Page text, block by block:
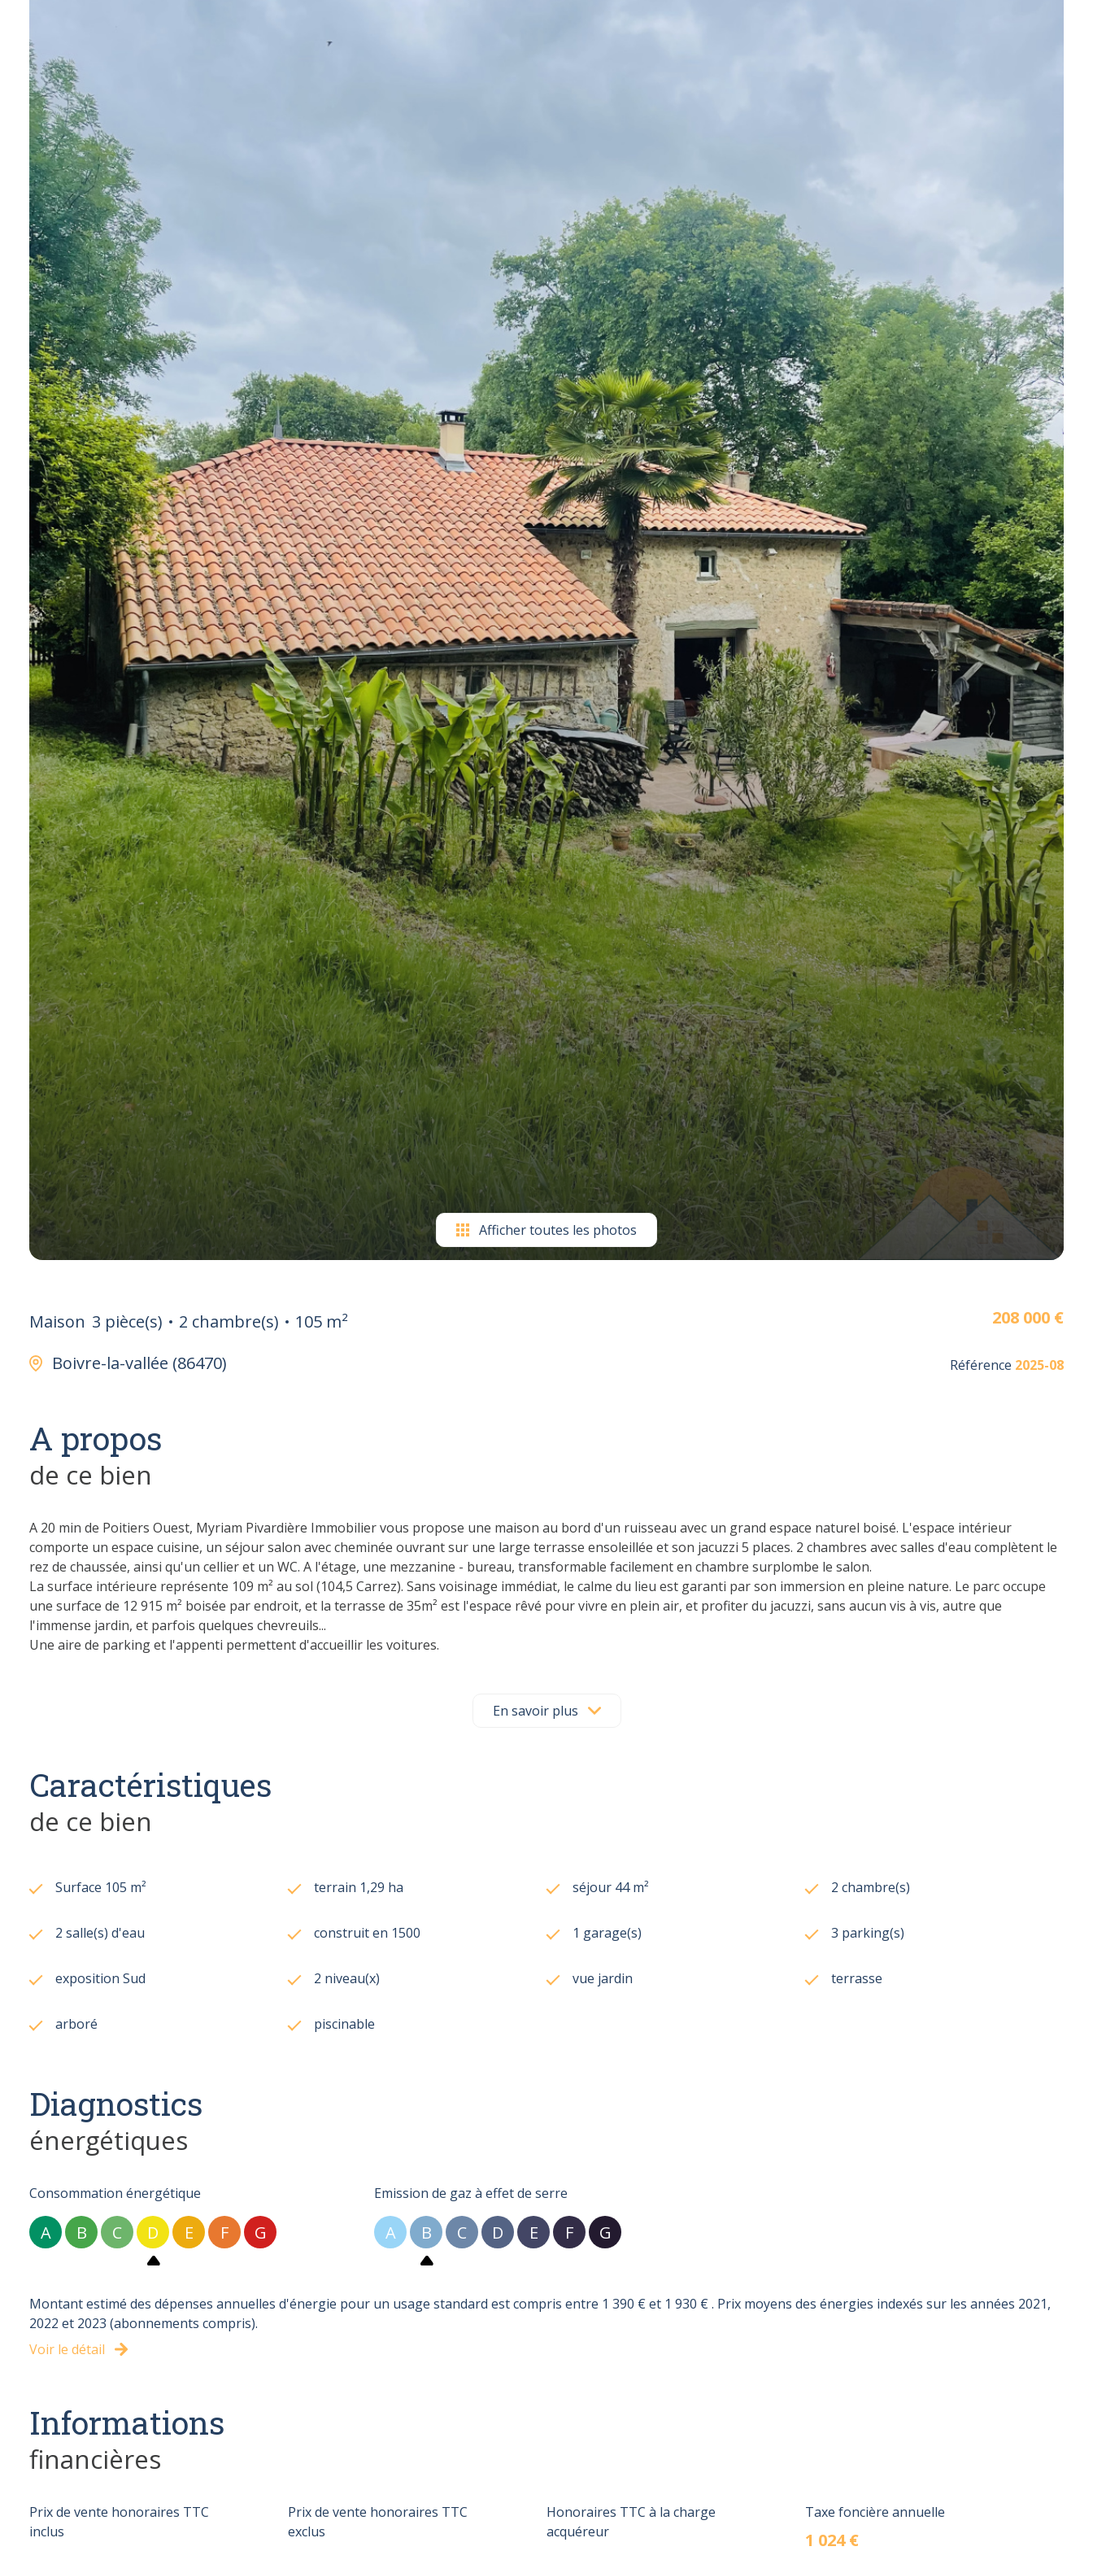
Afficher toutes les photos
Maison 3 pièce(s) 2 chambre(s)
105 m²
Boivre-la-vallée (86470)
208 000 €
Référence 2025-08
A propos
de ce bien
A 20 min de Poitiers Ouest, Myriam Pivardière Immobilier vous propose une maison au bord d'un ruisseau avec un grand espace naturel boisé. L'espace intérieur
comporte un espace cuisine, un séjour salon avec cheminée ouvrant sur une large terrasse ensoleillée et son jacuzzi 5 places. 2 chambres avec salles d'eau complètent le
rez de chaussée, ainsi qu'un cellier et un WC. A l'étage, une mezzanine - bureau, transformable facilement en chambre surplombe le salon.
La surface intérieure représente 109 m² au sol (104,5 Carrez). Sans voisinage immédiat, le calme du lieu est garanti par son immersion en pleine nature. Le parc occupe
une surface de 12 915 m² boisée par endroit, et la terrasse de 35m² est l'espace rêvé pour vivre en plein air, et profiter du jacuzzi, sans aucun vis à vis, autre que
l'immense jardin, et parfois quelques chevreuils...
Une aire de parking et l'appenti permettent d'accueillir les voitures.
Si vous êtes en quête d'un premier logement ou d'une maison "coup de coeur" dans un cadre enchanteur, ce domicile est pour vous. Vous pouvez contacter l'agence
Les informations sur les risques auxquels ce bien est exposé sont disponibles sur le site
En savoir plus
Caractéristiques
de ce bien
Surface 105 m² terrain 1,29 ha séjour 44 m² 2 chambre(s)
2 salle(s) d'eau construit en 1500 1 garage(s) 3 parking(s)
exposition Sud 2 niveau(x) vue jardin terrasse
arboré piscinable
Diagnostics
énergétiques
Consommation énergétique
A B C D E F G
Emission de gaz à effet de serre
A B C D E F G
Montant estimé des dépenses annuelles d'énergie pour un usage standard est compris entre 1 390 € et 1 930 € . Prix moyens des énergies indexés sur les années 2021,
2022 et 2023 (abonnements compris).
Voir le détail
Informations
financières
Prix de vente honoraires TTC
inclus
Prix de vente honoraires TTC
exclus
Honoraires TTC à la charge
acquéreur
Taxe foncière annuelle
1 024 €